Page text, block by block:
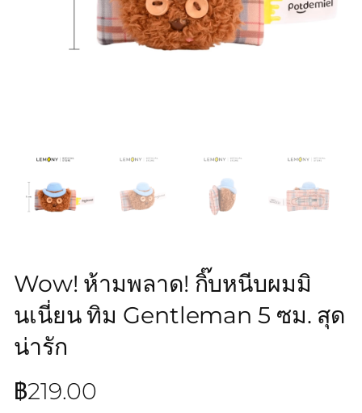
Wow! ห้ามพลาด! กิ๊บหนีบผมมิ
นเนี่ยน ทิม Gentleman 5 ซม. สุด
น่ารัก
฿219.00